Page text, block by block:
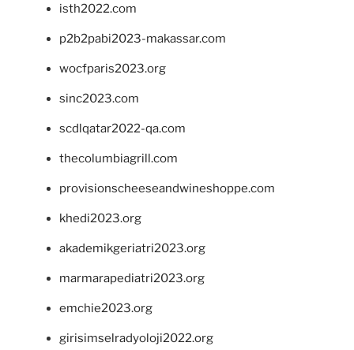
isth2022.com
p2b2pabi2023-makassar.com
wocfparis2023.org
sinc2023.com
scdlqatar2022-qa.com
thecolumbiagrill.com
provisionscheeseandwineshoppe.com
khedi2023.org
akademikgeriatri2023.org
marmarapediatri2023.org
emchie2023.org
girisimselradyoloji2022.org